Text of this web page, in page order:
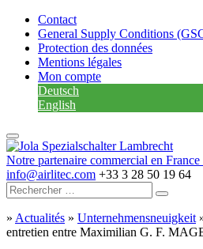
Contact
General Supply Conditions
Protection des données
Mentions légales
Mon compte
Deutsch
English
Notre partenaire commercial en
info@airlitec.com +33 3 28 50 19 64
» Actualités » Unternehmensneuigkeit
entretien entre Maximilian G. F.